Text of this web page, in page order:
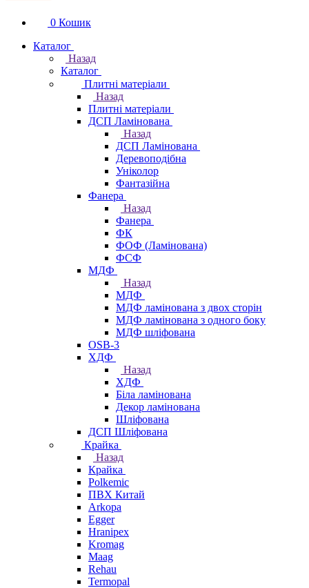
0 Кошик
Каталог
Назад
Каталог
Плитні матеріали
Назад
Плитні матеріали
ДСП Ламінована
Назад
ДСП Ламінована
Деревоподібна
Уніколор
Фантазійна
Фанера
Назад
Фанера
ФК
ФОФ (Ламінована)
ФСФ
МДФ
Назад
МДФ
МДФ ламінована з двох сторін
МДФ ламінована з одного боку
МДФ шліфована
OSB-3
ХДФ
Назад
ХДФ
Біла ламінована
Декор ламінована
Шліфована
ДСП Шліфована
Крайка
Назад
Крайка
Polkemic
ПВХ Китай
Arkopa
Egger
Hranipex
Kromag
Maag
Rehau
Termopal